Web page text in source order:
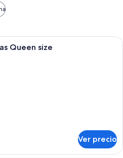
Habitación de hotel con dos camas,
Queen size
Ver precio